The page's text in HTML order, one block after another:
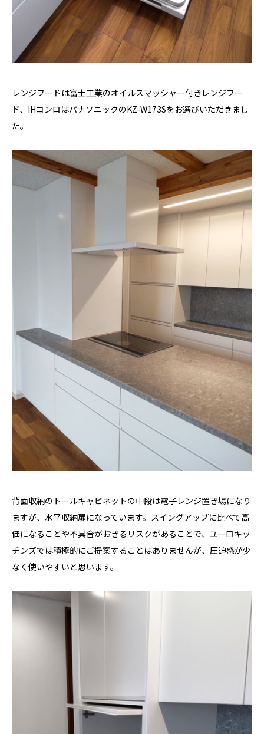
レンジフードは富士工業のオイルスマッシャー付きレンジフー
ド、IHコンロはパナソニックのKZ-W173Sをお選びいただきまし
た。
背面収納のトールキャビネットの中段は電子レンジ置き場になり
ますが、水平収納扉になっています。スイングアップに比べて高
価になることや不具合がおきるリスクがあることで、ユーロキッ
チンズでは積極的にご提案することはありませんが、圧迫感が少
なく使いやすいと思います。